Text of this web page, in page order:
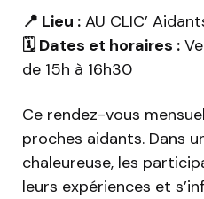
📍 Lieu : AU CLIC’
🗓️ Dates et horaires :
de 15h à 16h30
Ce rendez-vous
proches aidants. Dans
chaleureuse, les
leurs expériences et